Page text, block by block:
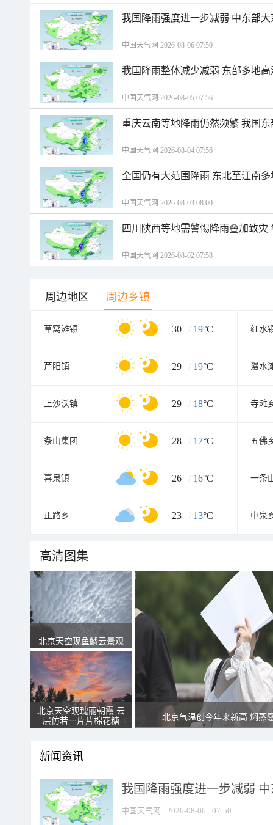
我国降雨强度进一步减弱 中东部
中国天气网 2026-08-06 07:50
我国降雨整体减少减弱 东部多地
中国天气网 2026-08-05 07:56
重庆云南等地降雨仍然频繁 我国
中国天气网 2026-08-04 07:56
全国仍有大范围降雨 东北至江南
中国天气网 2026-08-03 08:00
四川陕西等地需警惕降雨叠加致
中国天气网 2026-08-02 07:58
周边地区 周边乡镇
草窝滩镇 30 / 19°C 红水
芦阳镇 29 / 19°C 漫水
上沙沃镇 29 / 18°C 寺滩
条山集团 28 / 17°C 五佛
喜泉镇 26 / 16°C 一条
正路乡 23 / 13°C 中泉
高清图集
北京天空现鱼鳞云景观
北京天空现瑰丽朝霞 云
层仿若一片片棉花糖
北京气温创今年来新高 焖蒸
新闻资讯
我国降雨强度进一步减弱
中国天气网 2026-08-06 07:50